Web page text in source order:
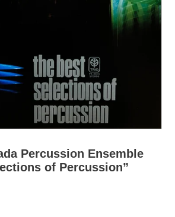
Percussion Ensemble
of Percussion”